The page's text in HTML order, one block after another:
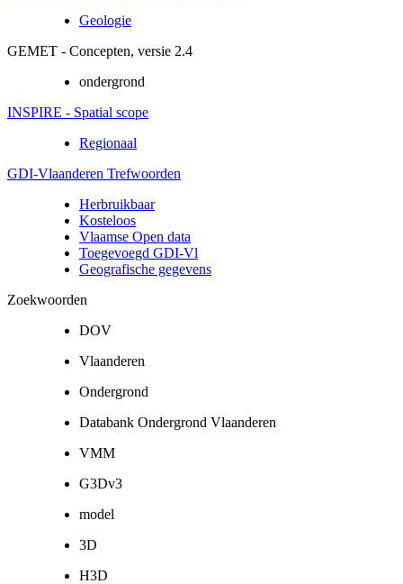
Geologie
GEMET - Concepten, versie 2.4
ondergrond
INSPIRE - Spatial scope
Regionaal
GDI-Vlaanderen Trefwoorden
Herbruikbaar
Kosteloos
Vlaamse Open data
Toegevoegd GDI-Vl
Geografische gegevens
Zoekwoorden
DOV
Vlaanderen
Ondergrond
Databank Ondergrond Vlaanderen
VMM
G3Dv3
model
3D
H3D